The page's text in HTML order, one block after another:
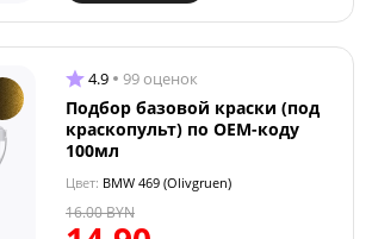
4.9 99 оценок
Подбор базовой краски (под
краскопульт) по OEM-коду
100мл
Цвет: BMW 469 (Olivgruen)
16.00BYN